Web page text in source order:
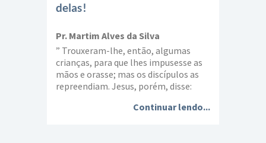
delas!
Pr. Martim Alves da Silva
” Trouxeram-lhe, então, algumas
crianças, para que lhes impusesse as
mãos e orasse; mas os discípulos as
repreendiam. Jesus, porém, disse:
impeçais de vir a mim, porque dos tais
Continuar lendo...